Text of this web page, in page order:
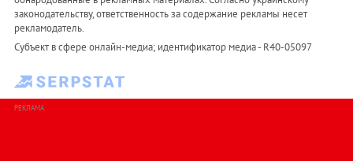
законодательству, ответственность за содержание рекламы несет
рекламодатель.
Субъект в сфере онлайн-медиа; идентификатор медиа - R40-05097
РЕКЛАМА